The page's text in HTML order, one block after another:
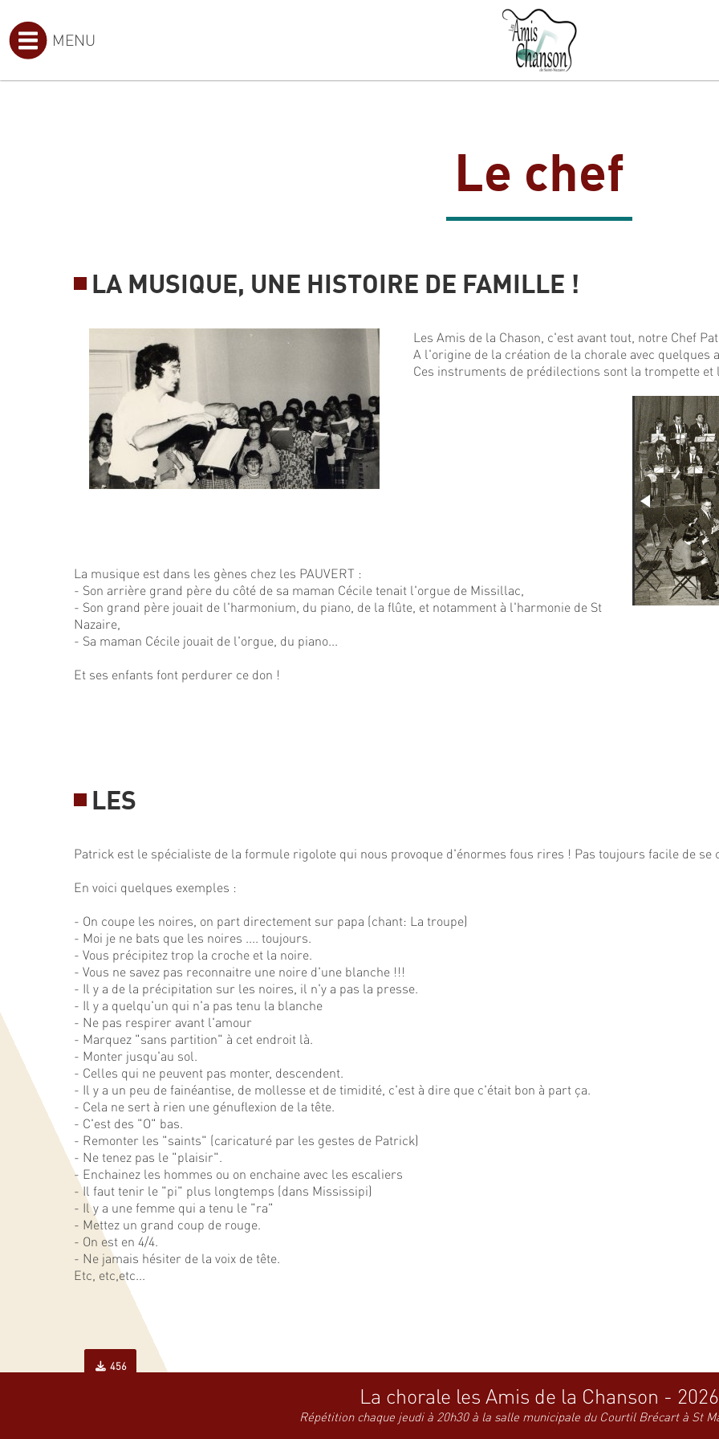
MENU
Le chef
LA MUSIQUE, UNE HISTOIRE DE FAMILLE !
Les Amis de la Chason, c'est avant tout, notre Chef
A l'origine de la création de la chorale avec quelques
Ces instruments de prédilections sont la trompette et
La musique est dans les gènes chez les PAUVERT :
- Son arrière grand père du côté de sa maman Cécile tenait l'orgue de Missillac,
- Son grand père jouait de l'harmonium, du piano, de la flûte, et notamment à l'harmonie de St
Nazaire,
- Sa maman Cécile jouait de l'orgue, du piano...
Et ses enfants font perdurer ce don !
LES
Patrick est le spécialiste de la formule rigolote qui nous provoque d'énormes fous rires ! Pas toujours facile de se
En voici quelques exemples :
- On coupe les noires, on part directement sur papa (chant: La troupe)
- Moi je ne bats que les noires .... toujours.
- Vous précipitez trop la croche et la noire.
- Vous ne savez pas reconnaitre une noire d'une blanche !!!
- Il y a de la précipitation sur les noires, il n'y a pas la presse.
- Il y a quelqu'un qui n'a pas tenu la blanche
- Ne pas respirer avant l'amour
- Marquez "sans partition" à cet endroit là.
- Monter jusqu'au sol.
- Celles qui ne peuvent pas monter, descendent.
- Il y a un peu de fainéantise, de mollesse et de timidité, c'est à dire que c'était bon à part ça.
- Cela ne sert à rien une génuflexion de la tête.
- C'est des "O" bas.
- Remonter les "saints" (caricaturé par les gestes de Patrick)
- Ne tenez pas le "plaisir".
- Enchainez les hommes ou on enchaine avec les escaliers
- Il faut tenir le "pi" plus longtemps (dans Mississipi)
- Il y a une femme qui a tenu le "ra"
- Mettez un grand coup de rouge.
- On est en 4/4.
- Ne jamais hésiter de la voix de tête.
Etc, etc,etc...
456
La chorale les Amis de la Chanson - 2026
Répétition chaque jeudi à 20h30 à la salle municipale du Courtil Brécart à St